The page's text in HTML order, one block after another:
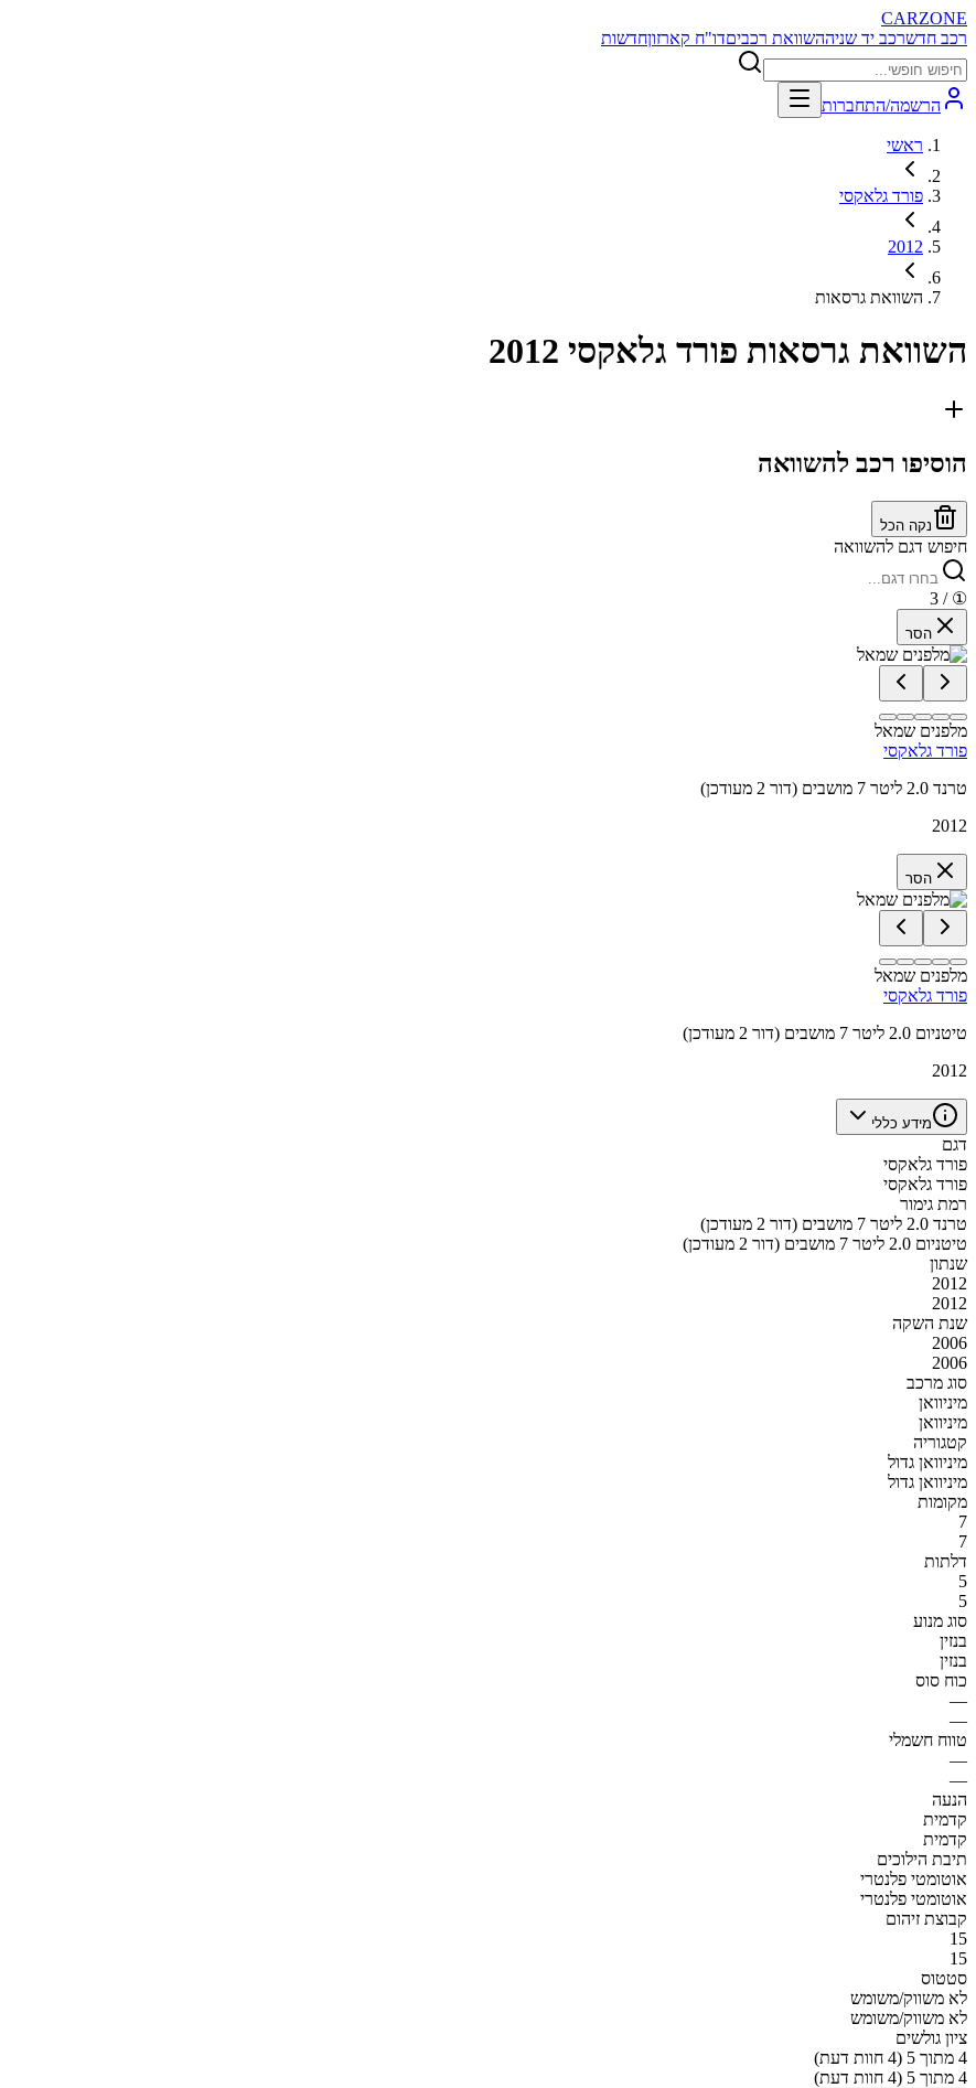
CARZONE
רכב חדשרכב יד שניההשוואת רכביםדו"ח קארזוןחדשות
הרשמה/התחברות
ראשי
פורד גלאקסי
2012
השוואת גרסאות
השוואת גרסאות פורד גלאקסי 2012
הוסיפו רכב להשוואה
נקה הכל
חיפוש דגם להשוואה
①
/ 3
הסר
מלפנים שמאל
פורד גלאקסי
טרנד 2.0 ליטר 7 מושבים (דור 2 מעודכן)
2012
הסר
מלפנים שמאל
פורד גלאקסי
טיטניום 2.0 ליטר 7 מושבים (דור 2 מעודכן)
2012
מידע כללי
דגם
פורד גלאקסי
פורד גלאקסי
רמת גימור
טרנד 2.0 ליטר 7 מושבים (דור 2 מעודכן)
טיטניום 2.0 ליטר 7 מושבים (דור 2 מעודכן)
שנתון
2012
2012
שנת השקה
2006
2006
סוג מרכב
מיניוואן
מיניוואן
קטגוריה
מיניוואן גדול
מיניוואן גדול
מקומות
7
7
דלתות
5
5
סוג מנוע
בנזין
בנזין
כוח סוס
—
—
טווח חשמלי
—
—
הנעה
קדמית
קדמית
תיבת הילוכים
אוטומטי פלנטרי
אוטומטי פלנטרי
קבוצת זיהום
15
15
סטטוס
לא משווק/משומש
לא משווק/משומש
ציון גולשים
4 מתוך 5 (4 חוות דעת)
4 מתוך 5 (4 חוות דעת)